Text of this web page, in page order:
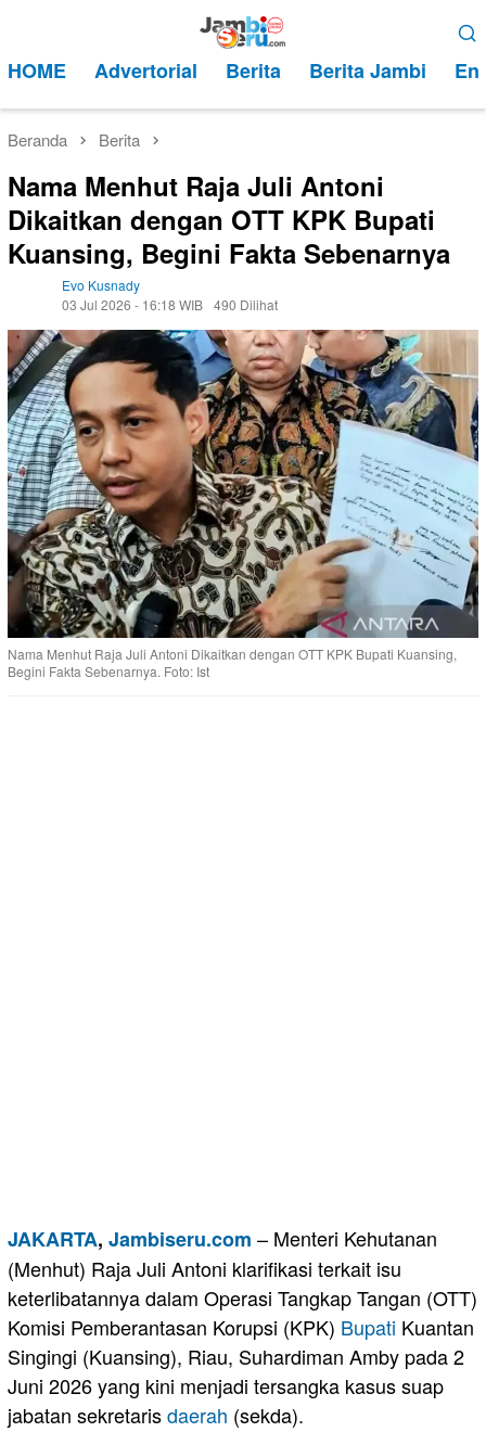
kontenMobile
HOME Advertorial Berita Berita Jambi
Beranda Berita
Nama Menhut Raja Juli Antoni
Dikaitkan dengan OTT KPK Bupati
Kuansing, Begini Fakta Sebenarnya
Evo Kusnady
03 Jul 2026 - 16:18 WIB 490 Dilihat
Nama Menhut Raja Juli Antoni Dikaitkan dengan OTT KPK Bupati Kuansing,
Begini Fakta Sebenarnya. Foto: Ist
JAKARTA, Jambiseru.com – Menteri Kehutanan
(Menhut) Raja Juli Antoni klarifikasi terkait isu
keterlibatannya dalam Operasi Tangkap Tangan (OTT)
Komisi Pemberantasan Korupsi (KPK) Bupati Kuantan
Singingi (Kuansing), Riau, Suhardiman Amby pada 2
Juni 2026 yang kini menjadi tersangka kasus suap
jabatan sekretarisdaerah (sekda).